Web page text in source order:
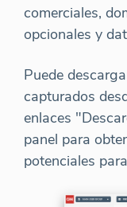
comerciales,
opcionales y
Puede
capturados
enlaces
panel para
potenciales